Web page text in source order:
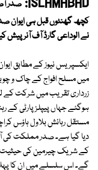
صدر
کچھ گھنٹوں قبل ہی ایوان
نے الوداعی گارڈ آف آنر پیش
ایکسپریس نیوز کے مطابق
میں مسلح افواج کے چاک و
زرداری تقریب میں شرکت کے
ہوگئے جہاں پیپلز پارٹی کے
مستقل رہائش بلاول ہاؤس
دیا گیا ہے۔ صدر مملکت کی
کے شریک چیرمین کی حیثیت
گے۔ اس سلسلے میں ان کا پہلا